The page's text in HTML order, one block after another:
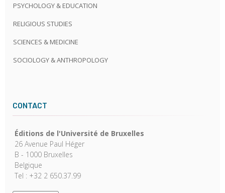
PSYCHOLOGY & EDUCATION
RELIGIOUS STUDIES
SCIENCES & MEDICINE
SOCIOLOGY & ANTHROPOLOGY
CONTACT
Éditions de l'Université de Bruxelles
26 Avenue Paul Héger
B - 1000 Bruxelles
Belgique
Tel : +32 2 650.37.99